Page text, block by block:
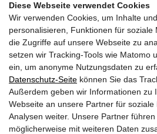
Diese Webseite verwendet Cookies
Wir verwenden Cookies, um Inhalte
personalisieren, Funktionen für soziale
die Zugriffe auf unsere Webseite zu
setzen wir Tracking-Tools wie Matomo
ein, um anonyme Nutzungsdaten zu
Datenschutz-Seite können Sie das
Außerdem geben wir Informationen zu
Webseite an unsere Partner für
Analysen weiter. Unsere Partner
möglicherweise mit weiteren Daten